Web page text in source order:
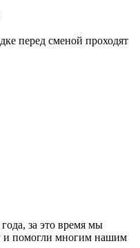
перед сменой проходят
за это время мы
и помогли многим нашим